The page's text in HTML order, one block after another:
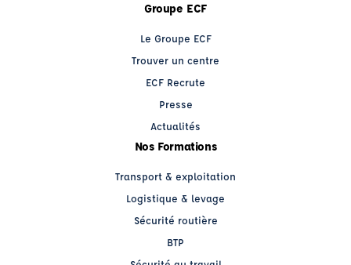
Groupe ECF
Le Groupe ECF
Trouver un centre
ECF Recrute
Presse
Actualités
Nos Formations
Transport & exploitation
Logistique & levage
Sécurité routière
BTP